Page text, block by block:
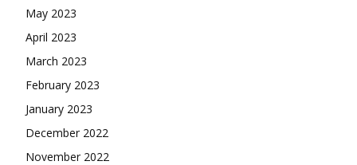
May 2023
April 2023
March 2023
February 2023
January 2023
December 2022
November 2022